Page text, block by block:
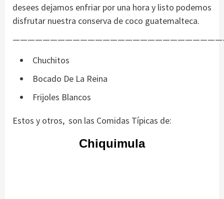
desees dejamos enfriar por una hora y listo podemos
disfrutar nuestra conserva de coco guatemalteca.
Chuchitos
Bocado De La Reina
Frijoles Blancos
Estos y otros, son las Comidas Típicas de:
Chiquimula